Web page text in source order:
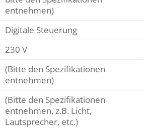
entnehmen)
Digitale Steuerung
230 V
(Bitte den Spezifikationen
entnehmen)
(Bitte den Spezifikationen
entnehmen, z.B. Licht,
Lautsprecher, etc.)